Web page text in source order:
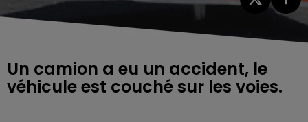
Un camion a eu un accident, le
véhicule est couché sur les voies.